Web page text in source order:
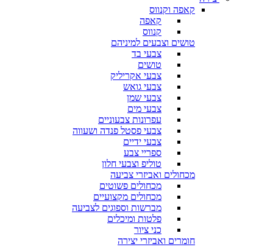
קאפה וקנווס
קאפה
קנווס
טושים וצבעים למיניהם
צבעי בד
טושים
צבעי אקריליק
צבעי גואש
צבעי שמן
צבעי מים
עפרונות צבעוניים
צבעי פסטל פנדה ושעווה
צבעי ידיים
ספריי צבע
טוליפ וצבעי חלון
מכחולים ואביזרי צביעה
מכחולים פשוטים
מכחולים מקצועיים
מברשות וספוגים לצביעה
פלטות ומיכלים
כני ציור
חומרים ואביזרי יצירה